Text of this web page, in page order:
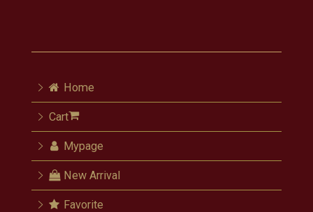
Home
Cart
Mypage
New Arrival
Favorite